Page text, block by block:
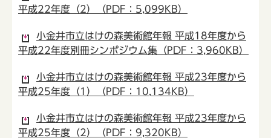
平成22年度（2）（PDF：5,099KB）
小金井市立はけの森美術館年報 平成18年度から
平成22年度別冊シンポジウム集（PDF：3,960KB）
小金井市立はけの森美術館年報 平成23年度から
平成25年度（1）（PDF：10,134KB）
小金井市立はけの森美術館年報 平成23年度から
平成25年度（2）（PDF：9,320KB）